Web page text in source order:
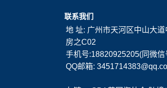
联系我们
地 址: 广州市天河区中山大
房之C02
手机号:18820925205(同微信
QQ邮箱: